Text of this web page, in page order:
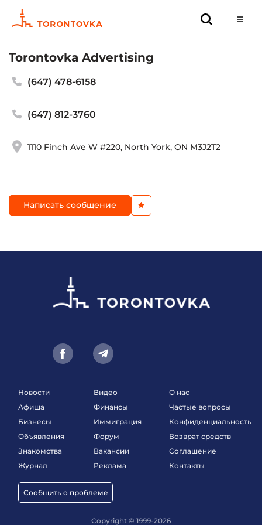
Torontovka Advertising
(647) 478-6158
(647) 812-3760
1110 Finch Ave W #220, North York, ON M3J2T2
Написать сообщение
Новости
Афиша
Бизнесы
Объявления
Знакомства
Журнал
Сообщить о проблеме
Видео
Финансы
Иммиграция
Форум
Вакансии
Реклама
О нас
Частые вопросы
Конфиденциальность
Возврат средств
Соглашение
Контакты
Copyright © 1999-2026